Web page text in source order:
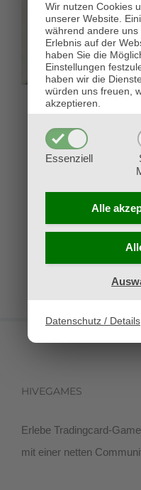
Wir nutzen Cookies
unserer Website.
während andere
Erlebnis auf der
haben Sie die
Einstellungen
haben wir die
würden uns freuen,
akzeptieren.
Essenziell
Alle
Datenschutz / Details
Rückblick: „Schlacht
um Kärnten“ – 1.
Kärntner STAR WARS
Legion Meisterschaft
11. Mai 2023
HIVEGAMES
Erlebe Tradingcard-
mit einer netten